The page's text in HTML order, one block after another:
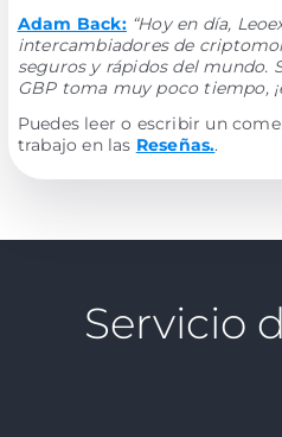
Adam Back: “Hoy en día,
intercambiadores de
seguros y rápidos del mundo.
GBP toma muy poco tiempo,
Puedes leer o escribir un
trabajo en las Reseñas..
Servicio